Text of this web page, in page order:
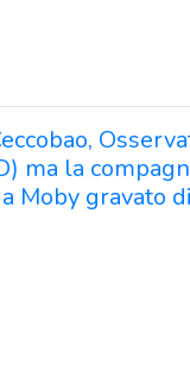
ma la
Moby gravato